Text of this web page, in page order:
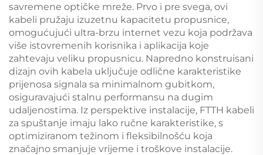
savremene optičke mreže. Prvo i pre svega, ovi
kabeli pružaju izuzetnu kapacitetu propusnice,
omogućujući ultra-brzu internet vezu koja podržava
više istovremenih korisnika i aplikacija koje
zahtevaju veliku propusnicu. Napredno konstruisani
dizajn ovih kabela uključuje odlične karakteristike
prijenosa signala sa minimalnom gubitkom,
osiguravajući stalnu performansu na dugim
udaljenostima. Iz perspektive instalacije, FTTH kabeli
za spuštanje imaju lako ručne karakteristike, s
optimiziranom težinom i fleksibilnošću koja
značajno smanjuje vrijeme i troškove instalacije.